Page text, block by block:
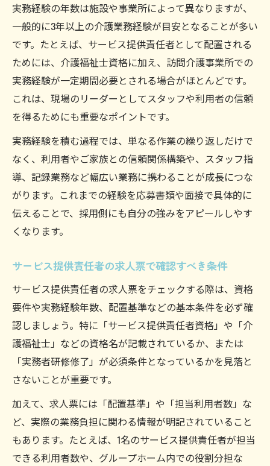
実務経験の年数は施設や事業所によって異なりますが、
一般的に3年以上の介護業務経験が目安となることが多い
です。たとえば、サービス提供責任者として配置される
ためには、介護福祉士資格に加え、訪問介護事業所での
実務経験が一定期間必要とされる場合がほとんどです。
これは、現場のリーダーとしてスタッフや利用者の信頼
を得るためにも重要なポイントです。
実務経験を積む過程では、単なる作業の繰り返しだけで
なく、利用者やご家族との信頼関係構築や、スタッフ指
導、記録業務など幅広い業務に携わることが成長につな
がります。これまでの経験を応募書類や面接で具体的に
伝えることで、採用側にも自分の強みをアピールしやす
くなります。
サービス提供責任者の求人票で確認すべき条件
サービス提供責任者の求人票をチェックする際は、資格
要件や実務経験年数、配置基準などの基本条件を必ず確
認しましょう。特に「サービス提供責任者資格」や「介
護福祉士」などの資格名が記載されているか、または
「実務者研修修了」が必須条件となっているかを見落と
さないことが重要です。
加えて、求人票には「配置基準」や「担当利用者数」な
ど、実際の業務負担に関わる情報が明記されていること
もあります。たとえば、1名のサービス提供責任者が担当
できる利用者数や、グループホーム内での役割分担な